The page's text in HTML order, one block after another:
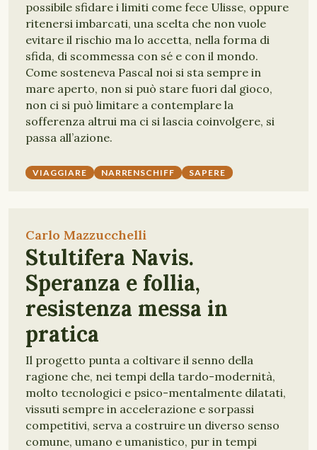
possibile sfidare i limiti come fece Ulisse, oppure
ritenersi imbarcati, una scelta che non vuole
evitare il rischio ma lo accetta, nella forma di
sfida, di scommessa con sé e con il mondo.
Come sosteneva Pascal noi si sta sempre in
mare aperto, non si può stare fuori dal gioco,
non ci si può limitare a contemplare la
sofferenza altrui ma ci si lascia coinvolgere, si
passa all’azione.
VIAGGIARE NARRENSCHIFF SAPERE
Carlo Mazzucchelli
Stultifera Navis.
Speranza e follia,
resistenza messa in
pratica
Il progetto punta a coltivare il senno della
ragione che, nei tempi della tardo-modernità,
molto tecnologici e psico-mentalmente dilatati,
vissuti sempre in accelerazione e sorpassi
competitivi, serva a costruire un diverso senso
comune, umano e umanistico, pur in tempi